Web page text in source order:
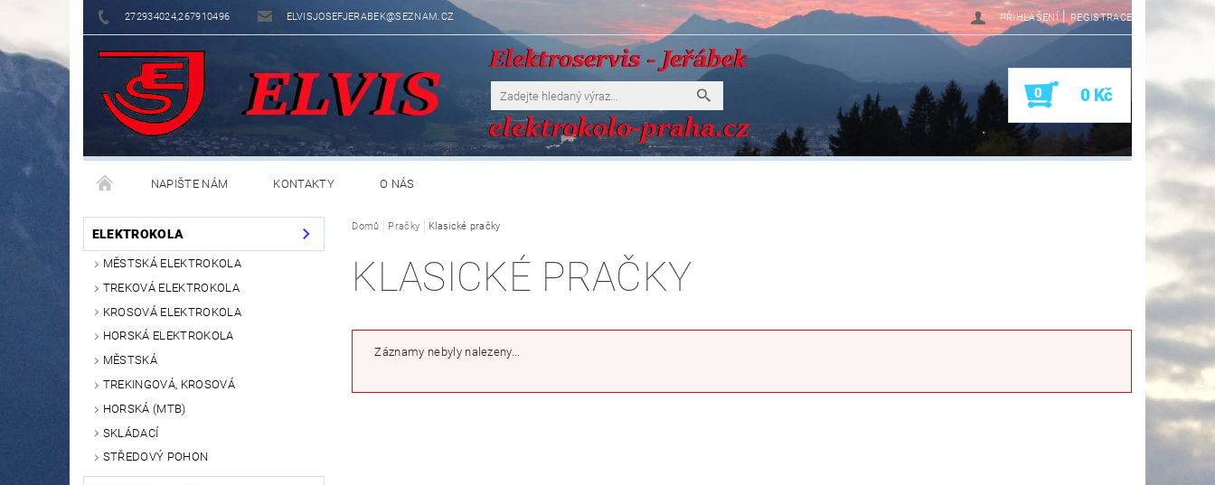
272934024,267910496 ELVISJOSEFJERABEK@SEZNAM.CZ PŘIHLÁŠENÍ | REGISTRACE
0 0 Kč
NAPIŠTE NÁM KONTAKTY O NÁS
ELEKTROKOLA
MĚSTSKÁ ELEKTROKOLA
TREKOVÁ ELEKTROKOLA
KROSOVÁ ELEKTROKOLA
HORSKÁ ELEKTROKOLA
MĚSTSKÁ
TREKINGOVÁ, KROSOVÁ
HORSKÁ (MTB)
SKLÁDACÍ
STŘEDOVÝ POHON
Domů Pračky Klasické pračky
KLASICKÉ PRAČKY
Záznamy nebyly nalezeny...